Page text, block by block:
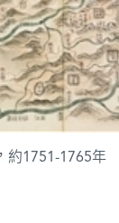
約1751-1765年